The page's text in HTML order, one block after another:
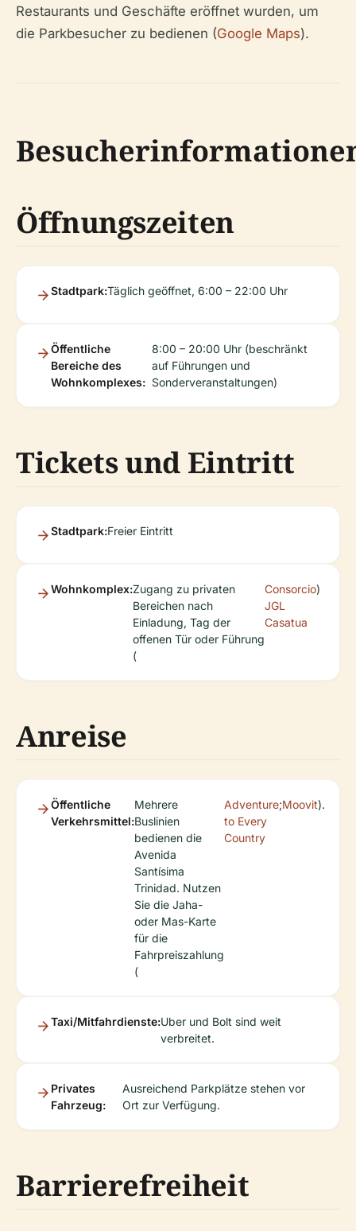
Restaurants und Geschäfte eröffnet wurden, um
die Parkbesucher zu bedienen (Google Maps).
Öffnungszeiten
Stadtpark:Täglich geöffnet, 6:00 – 22:00 Uhr
Öffentliche
Bereiche des
Wohnkomplexes:
8:00 – 20:00 Uhr (beschränkt
auf Führungen und
Sonderveranstaltungen)
Tickets und Eintritt
Stadtpark:Freier Eintritt
Wohnkomplex:Zugang zu privaten
Bereichen nach
Einladung, Tag der
offenen Tür oder Führung
(
Consorcio
JGL
Casatua
)
Anreise
Öffentliche
Verkehrsmittel:
Mehrere
Buslinien
bedienen die
Avenida
Santísima
Trinidad. Nutzen
Sie die Jaha-
oder Mas-Karte
für die
Fahrpreiszahlung
(
Adventure
to Every
Country
;Moovit).
Taxi/Mitfahrdienste:Uber und Bolt sind weit
verbreitet.
Privates
Fahrzeug:
Ausreichend Parkplätze stehen vor
Ort zur Verfügung.
Barrierefreiheit